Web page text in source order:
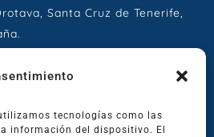
tecnologías como las
información del dispositivo. El
Santa Cruz de Tenerife,